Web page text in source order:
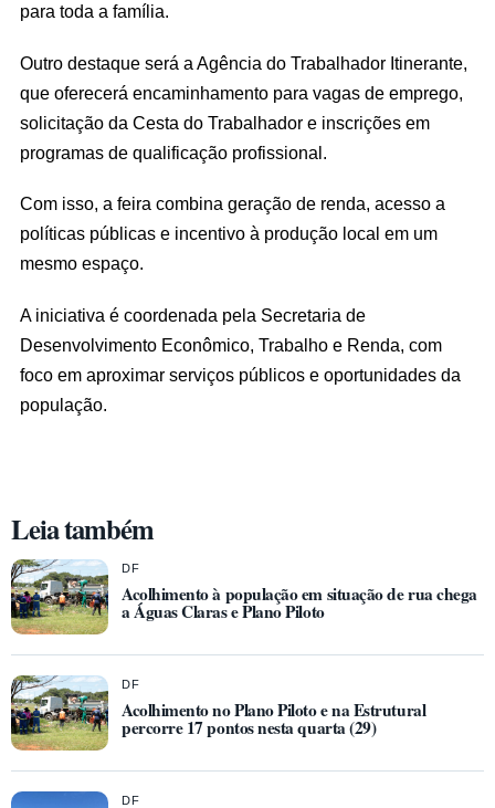
para toda a família.
Outro destaque será a Agência do Trabalhador Itinerante,
que oferecerá encaminhamento para vagas de emprego,
solicitação da Cesta do Trabalhador e inscrições em
programas de qualificação profissional.
Com isso, a feira combina geração de renda, acesso a
políticas públicas e incentivo à produção local em um
mesmo espaço.
A iniciativa é coordenada pela Secretaria de
Desenvolvimento Econômico, Trabalho e Renda, com
foco em aproximar serviços públicos e oportunidades da
população.
Leia também
DF
Acolhimento à população em situação de rua chega
a Águas Claras e Plano Piloto
DF
Acolhimento no Plano Piloto e na Estrutural
percorre 17 pontos nesta quarta (29)
DF